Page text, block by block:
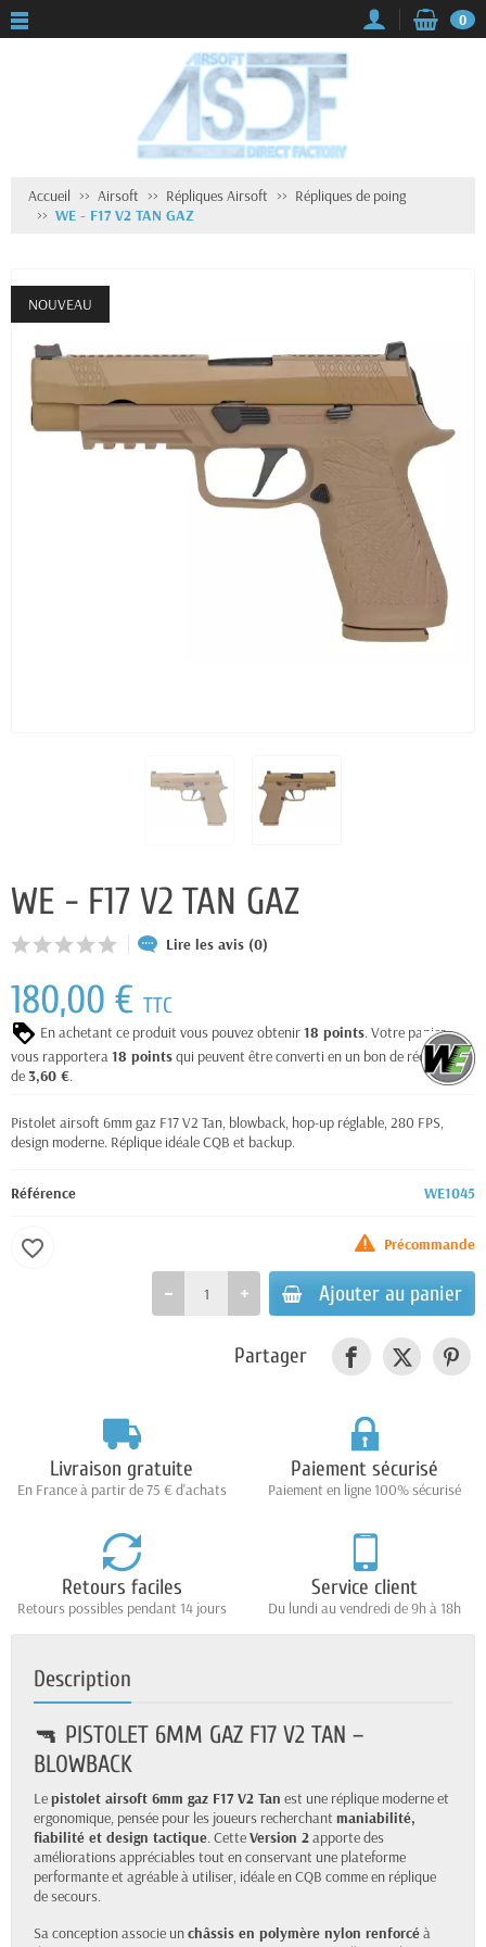
0
Accueil Airsoft Répliques Airsoft
Répliques de poing
WE - F17 V2 TAN GAZ
NOUVEAU
WE - F17 V2 TAN GAZ
Lire les avis (0)
180,00 € TTC
En achetant ce produit vous pouvez obtenir18 points. Votre panier
vous rapportera18 pointsqui peuvent être converti en un bon de réduction
de3,60 €.
Pistolet airsoft 6mm gaz F17 V2 Tan, blowback, hop-up réglable, 280 FPS,
design moderne. Réplique idéale CQB et backup.
Référence WE1045
Précommande
Ajouter au panier
favorite_border
Partager
Livraison gratuite
En France à partir de 75 € d'achats
Paiement sécurisé
Paiement en ligne 100% sécurisé
Retours faciles
Retours possibles pendant 14 jours
Service client
Du lundi au vendredi de 9h à 18h
Description
🔫 PISTOLET 6MM GAZ F17 V2 TAN –
BLOWBACK
Lepistolet airsoft 6mm gaz F17 V2 Tan est une réplique moderne et
ergonomique, pensée pour les joueurs recherchant maniabilité,
fiabilité et design tactique. CetteVersion 2apporte des
améliorations appréciables tout en conservant une plateforme
performante et agréable à utiliser, idéale en CQB comme en réplique
de secours.
Sa conception associe unchâssis en polymère nylon renforcéà